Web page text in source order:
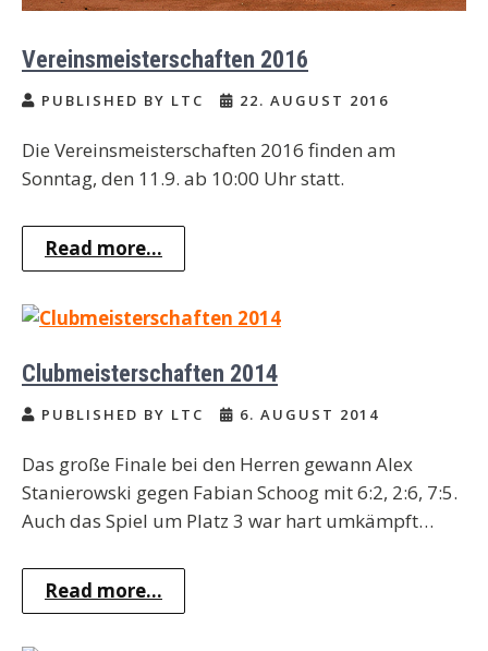
Vereinsmeisterschaften 2016
PUBLISHED BY LTC 22. AUGUST 2016
Die Vereinsmeisterschaften 2016 finden am
Sonntag, den 11.9. ab 10:00 Uhr statt.
Read more...
Clubmeisterschaften 2014
PUBLISHED BY LTC 6. AUGUST 2014
Das große Finale bei den Herren gewann Alex
Stanierowski gegen Fabian Schoog mit 6:2, 2:6, 7:5.
Auch das Spiel um Platz 3 war hart umkämpft…
Read more...